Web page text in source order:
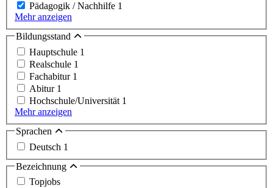
Pädagogik / Nachhilfe 1
Mehr anzeigen
Bildungsstand
Hauptschule 1
Realschule 1
Fachabitur 1
Abitur 1
Hochschule/Universität 1
Mehr anzeigen
Sprachen
Deutsch 1
Bezeichnung
Topjobs